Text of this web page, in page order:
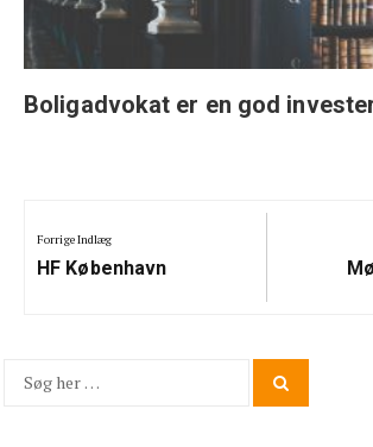
Boligadvokat er en god
Forrige Indlæg
Previous
HF København
Search